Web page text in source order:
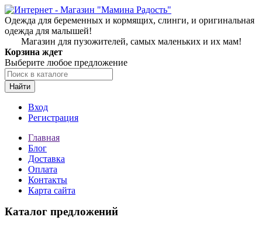
Одежда для беременных и кормящих, слинги, и оригинальная
одежда для малышей!
Магазин для пузожителей, самых маленьких и их мам!
Корзина ждет
Выберите любое предложение
Найти
Вход
Регистрация
Главная
Блог
Доставка
Оплата
Контакты
Карта сайта
Каталог предложений